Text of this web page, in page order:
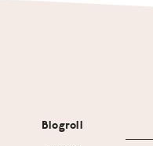
Blogroll